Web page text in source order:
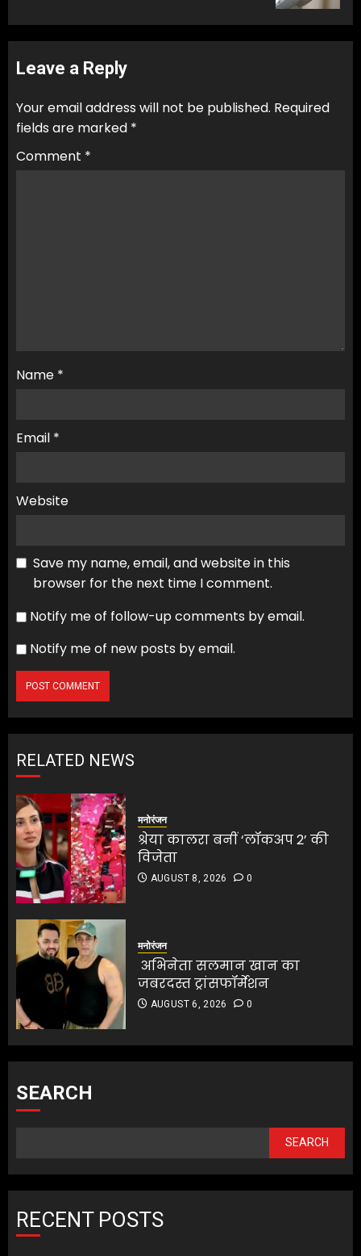
Leave a Reply
Your email address will not be published. Required
fields are marked *
Comment *
Name *
Email *
Website
Save my name, email, and website in this
browser for the next time I comment.
Notify me of follow-up comments by email.
Notify me of new posts by email.
RELATED NEWS
मनोरंजन
श्रेया कालरा बनीं ‘लॉकअप 2’ की
विजेता
AUGUST 8, 2026 0
मनोरंजन
अभिनेता सलमान खान का
जबरदस्त ट्रांसफॉर्मेशन
AUGUST 6, 2026 0
SEARCH
SEARCH
RECENT POSTS